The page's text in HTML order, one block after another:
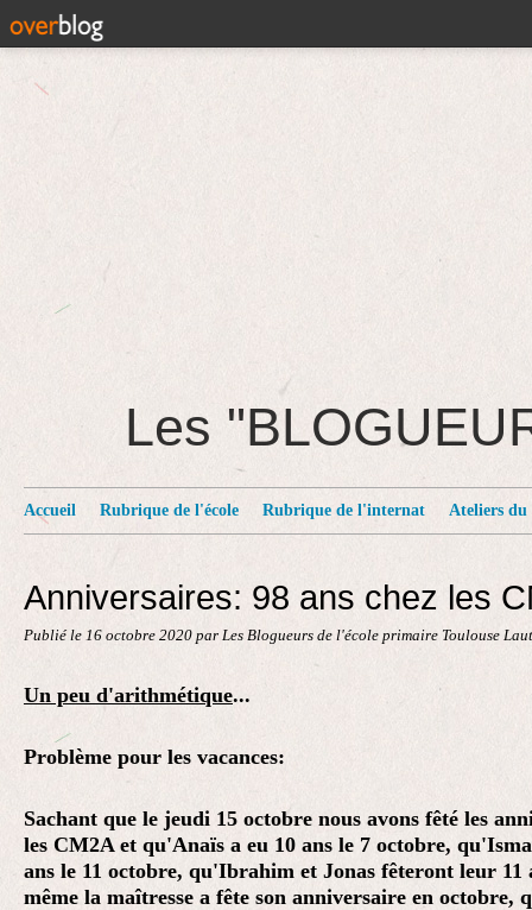
Les
Accueil Rubrique de l'école Rubrique de l'internat Ateliers du
Anniversaires: 98 ans chez les
Publié le 16 octobre 2020 par Les Blogueurs de l'école primaire Toulouse
Un peu d'arithmétique...
Problème pour les vacances:
Sachant que le jeudi 15 octobre nous avons fêté les
les CM2A et qu'Anaïs a eu 10 ans le 7 octobre,
ans le 11 octobre, qu'Ibrahim et Jonas fêteront leur 11
même la maîtresse a fête son anniversaire en octobre,